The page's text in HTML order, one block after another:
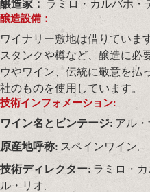
醸造家： ラミロ・カルバホ・
醸造設備：
ワイナリー敷地は借りていま
スタンクや樽など、醸造に必
ウやワイン、伝統に敬意を払
社のものを使用しています。
技術インフォメーション:
ワイン名とビンテージ: アル・
原産地呼称: スペインワイン.
技術ディレクター: ラミロ・
ル・リオ.